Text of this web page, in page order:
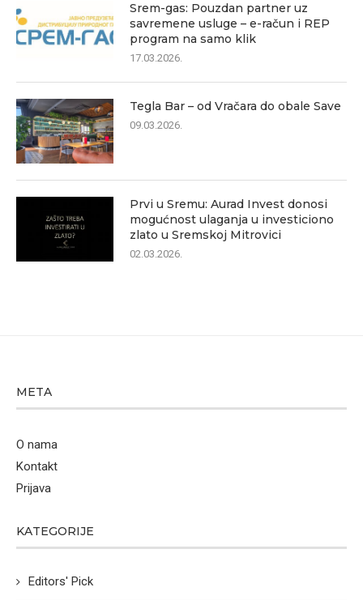
Srem-gas: Pouzdan partner uz
savremene usluge – e-račun i REP
program na samo klik
17.03.2026.
Tegla Bar – od Vračara do obale Save
09.03.2026.
Prvi u Sremu: Aurad Invest donosi
mogućnost ulaganja u investiciono
zlato u Sremskoj Mitrovici
02.03.2026.
META
O nama
Kontakt
Prijava
KATEGORIJE
Editors' Pick